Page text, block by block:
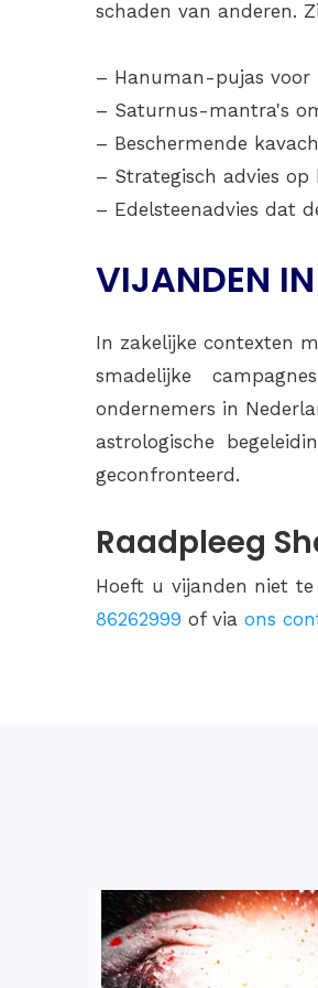
schaden van anderen.
– Hanuman-pujas voor
– Saturnus-mantra's
– Beschermende
– Strategisch advies
– Edelsteenadvies dat
VIJANDEN
In zakelijke contexten
smadelijke
ondernemers in
astrologische
geconfronteerd.
Raadpleeg
Hoeft u vijanden niet
86262999 of via ons